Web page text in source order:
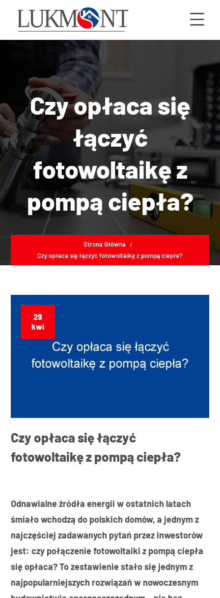
Czy opłaca się
łączyć
fotowoltaikę z
pompą ciepła?
Strona Główna
Czy opłaca się łączyć fotowoltaikę z pompą ciepła?
29
kwi
Czy opłaca się łączyć
fotowoltaikę z pompą ciepła?
Odnawialne źródła energii w ostatnich latach
śmiało wchodzą do polskich domów, a jednym z
najczęściej zadawanych pytań przez inwestorów
jest: czy połączenie fotowoltaiki z pompą ciepła
się opłaca? To zestawienie stało się jednym z
najpopularniejszych rozwiązań w nowoczesnym